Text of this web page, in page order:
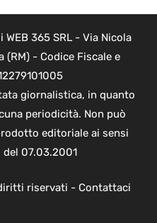
365 SRL - Via Nicola
(RM) - Codice Fiscale e
giornalistica, in quanto
periodicità. Non può
editoriale ai sensi
del 07.03.2001
riservati - Contattaci